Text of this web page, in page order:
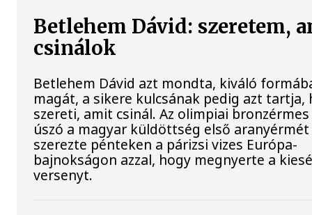
Betlehem Dávid: szeretem,
csinálok
Betlehem Dávid azt mondta, kiváló
magát, a sikere kulcsának pedig azt tartja,
szereti, amit csinál. Az olimpiai
úszó a magyar küldöttség első aranyérmét
szerezte pénteken a párizsi vizes Európa-
bajnokságon azzal, hogy megnyerte a
versenyt.